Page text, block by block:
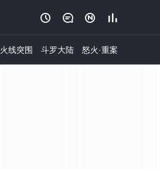
   
火线突围 斗罗大陆 怒火·重案